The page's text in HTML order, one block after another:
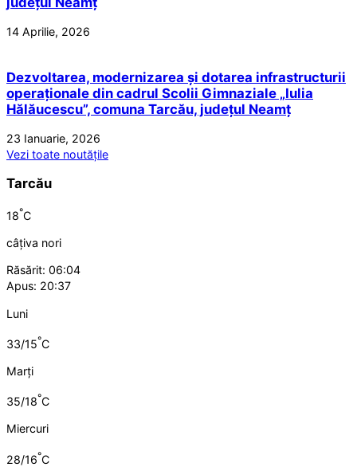
14 Aprilie, 2026
Dezvoltarea, modernizarea și dotarea infrastructurii
operaționale din cadrul Scolii Gimnaziale „Iulia
Hălăucescu”, comuna Tarcău, județul Neamț
23 Ianuarie, 2026
Vezi toate noutățile
Tarcău
18°C
câțiva nori
Răsărit: 06:04
Apus: 20:37
Luni
33/15°C
Marți
35/18°C
Miercuri
28/16°C